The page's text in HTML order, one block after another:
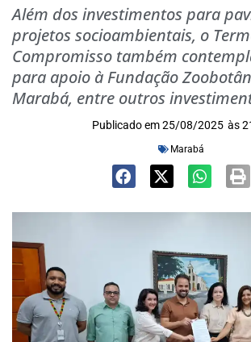
Além dos investimentos para
projetos socioambientais, o
Compromisso também
para apoio à Fundação
Marabá, entre outros
Publicado em 25/08/2025 às
Marabá